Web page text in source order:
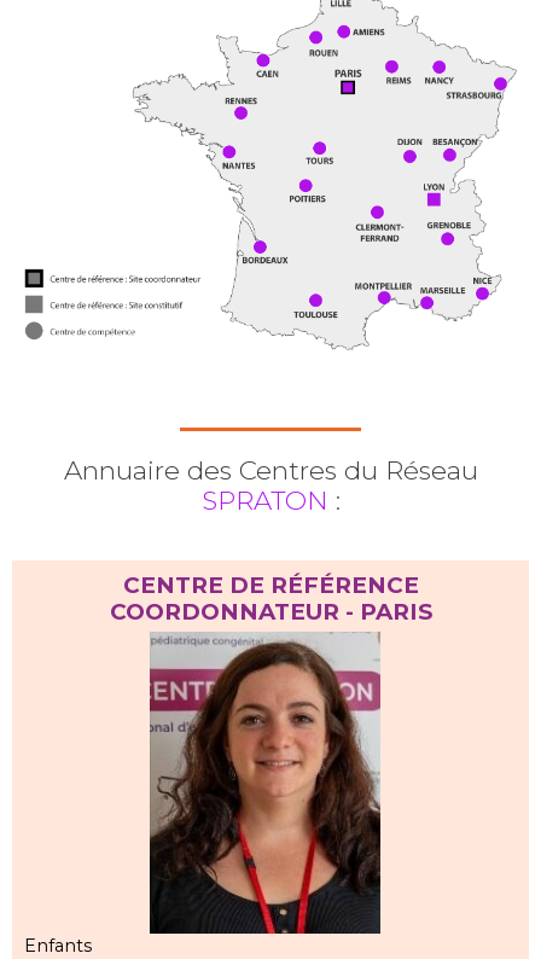
Annuaire des Centres du Réseau
SPRATON :
CENTRE DE RÉFÉRENCE
COORDONNATEUR - PARIS
Enfants